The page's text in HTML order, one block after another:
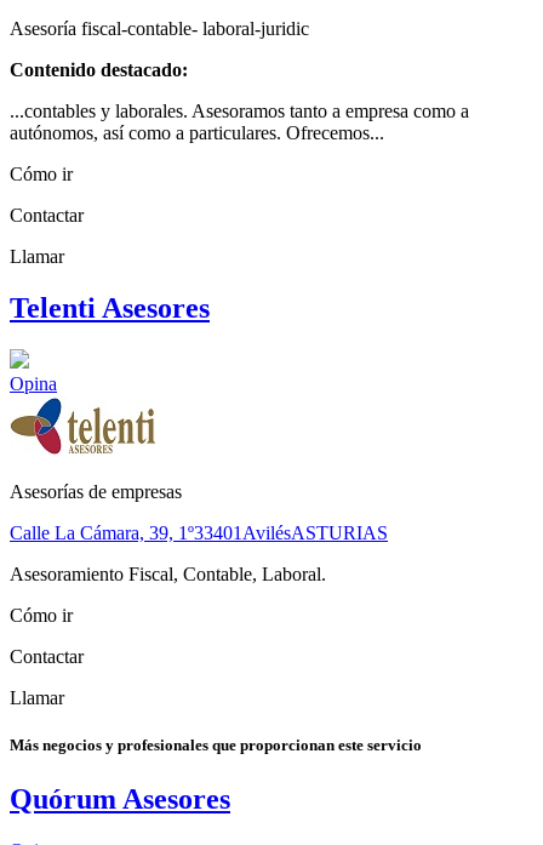
Asesoría fiscal-contable- laboral-juridic
Contenido destacado:
...contables y laborales. Asesoramos tanto a empresa como a
autónomos, así como a particulares. Ofrecemos...
Cómo ir
Contactar
Llamar
Telenti Asesores
Opina
Asesorías de empresas
Calle La Cámara, 39, 1º33401 AvilésASTURIAS
Asesoramiento Fiscal, Contable, Laboral.
Cómo ir
Contactar
Llamar
Más negocios y profesionales que proporcionan este servicio
Quórum Asesores